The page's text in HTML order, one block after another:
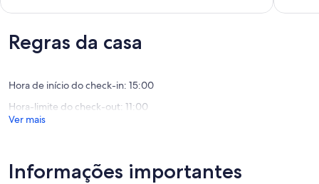
de
máximo
Excecional,
avaliação)
Regras da casa
Hora de início do check-in: 15:00
Hora-limite do check-out: 11:00
Ver mais
Informações importantes